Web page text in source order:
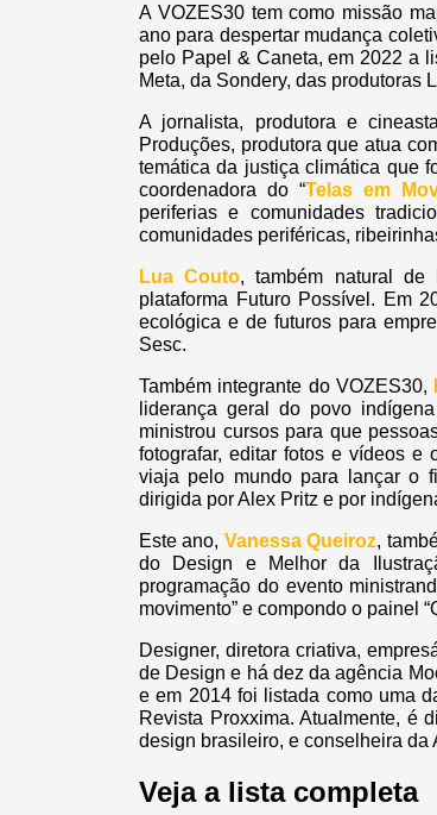
A VOZES30 tem como missão
ano para despertar mudança
pelo Papel & Caneta, em 2022 a
Meta, da Sondery, das produtoras
A jornalista, produtora e
Produções, produtora que atua
temática da justiça climática que
coordenadora do “Telas em
periferias e comunidades
comunidades periféricas,
Lua Couto, também natural de
plataforma Futuro Possível. Em
ecológica e de futuros para
Sesc.
Também integrante do VOZES30,
liderança geral do povo
ministrou cursos para que
fotografar, editar fotos e vídeos e
viaja pelo mundo para lançar o
dirigida por Alex Pritz e por
Este ano, Vanessa Queiroz,
do Design e Melhor da
programação do evento
movimento” e compondo o painel
Designer, diretora criativa,
de Design e há dez da agência
e em 2014 foi listada como uma
Revista Proxxima. Atualmente, é
design brasileiro, e conselheira da
Veja a lista completa